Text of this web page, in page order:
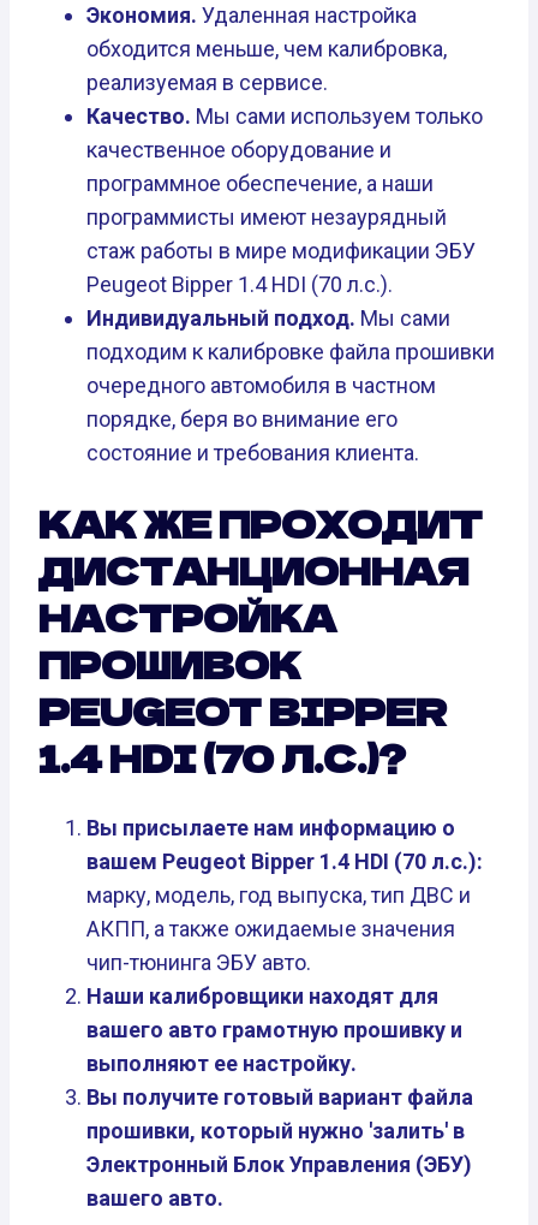
Экономия. Удаленная настройка
обходится меньше, чем калибровка,
реализуемая в сервисе.
Качество. Мы сами используем только
качественное оборудование и
программное обеспечение, а наши
программисты имеют незаурядный
стаж работы в мире модификации ЭБУ
Peugeot Bipper 1.4 HDI (70 л.с.).
Индивидуальный подход. Мы сами
подходим к калибровке файла прошивки
очередного автомобиля в частном
порядке, беря во внимание его
состояние и требования клиента.
КАК ЖЕ ПРОХОДИТ
ДИСТАНЦИОННАЯ
НАСТРОЙКА
ПРОШИВОК
PEUGEOT BIPPER
1.4 HDI (70 Л.С.)?
Вы присылаете нам информацию о
вашем Peugeot Bipper 1.4 HDI (70 л.с.):
марку, модель, год выпуска, тип ДВС и
АКПП, а также ожидаемые значения
чип-тюнинга ЭБУ авто.
Наши калибровщики находят для
вашего авто грамотную прошивку и
выполняют ее настройку.
Вы получите готовый вариант файла
прошивки, который нужно 'залить' в
Электронный Блок Управления (ЭБУ)
вашего авто.